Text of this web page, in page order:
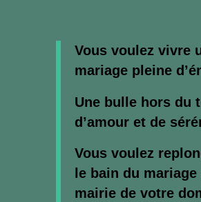
Vous voulez vivre
mariage pleine
Une bulle hors du
d’amour et de
Vous voulez
le bain du
mairie de votre